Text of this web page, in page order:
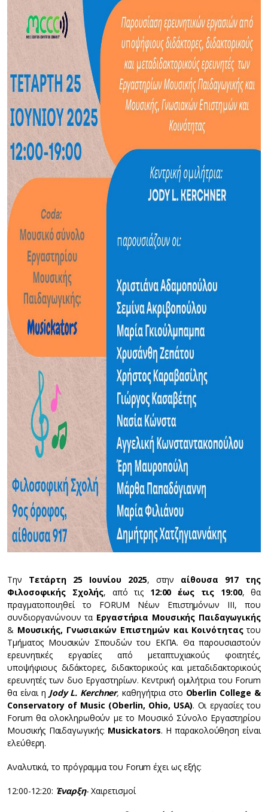
Την Τετάρτη 25 Ιουνίου 2025, στην αίθουσα 917 της
Φιλοσοφικής Σχολής, από τις 12:00 έως τις 19:00, θα
πραγματοποιηθεί το FORUM Νέων Επιστημόνων ΙΙΙ, που
συνδιοργανώνουν τα Εργαστήρια Μουσικής Παιδαγωγικής
&Μουσικής, Γνωσιακών Επιστημών και Κοινότηταςτου
Τμήματος Μουσικών Σπουδών του ΕΚΠΑ. Θα παρουσιαστούν
ερευνητικές εργασίες από μεταπτυχιακούς φοιτητές,
υποψήφιους διδάκτορες, διδακτορικούς και μεταδιδακτορικούς
ερευνητές των δυο Εργαστηρίων. Κεντρική ομιλήτρια του Forum
θα είναι η JodyL. Kerchner,καθηγήτρια στο Oberlin College &
Conservatory of Music (Oberlin, Ohio, USA). Οι εργασίες του
Forum θα ολοκληρωθούν με το Μουσικό Σύνολο Εργαστηρίου
Μουσικής Παιδαγωγικής: Musickators. Η παρακολούθηση είναι
ελεύθερη.
Αναλυτικά, το πρόγραμμα του Forum έχει ως εξής:
12:00-12:20: Έναρξη- Χαιρετισμοί